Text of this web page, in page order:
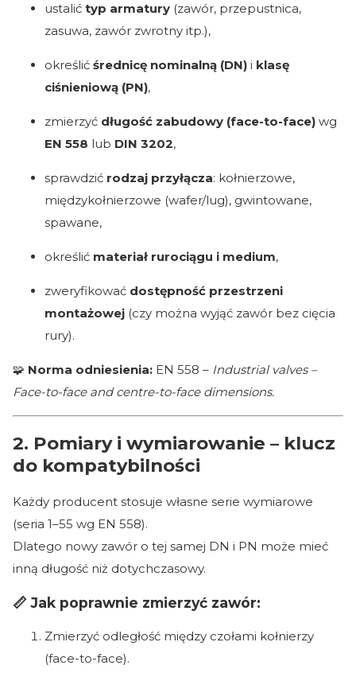
ustalić typ armatury (zawór, przepustnica,
zasuwa, zawór zwrotny itp.),
określić średnicę nominalną (DN) i klasę
ciśnieniową (PN),
zmierzyć długość zabudowy (face-to-face) wg
EN 558 lub DIN 3202,
sprawdzić rodzaj przyłącza: kołnierzowe,
międzykołnierzowe (wafer/lug), gwintowane,
spawane,
określić materiał rurociągu i medium,
zweryfikować dostępność przestrzeni
montażowej (czy można wyjąć zawór bez cięcia
rury).
🧩 Norma odniesienia: EN 558 – Industrial valves –
Face-to-face and centre-to-face dimensions.
2. Pomiary i wymiarowanie – klucz
do kompatybilności
Każdy producent stosuje własne serie wymiarowe
(seria 1–55 wg EN 558).
Dlatego nowy zawór o tej samej DN i PN może mieć
inną długość niż dotychczasowy.
📏 Jak poprawnie zmierzyć zawór:
Zmierzyć odległość między czołami kołnierzy
(face-to-face).